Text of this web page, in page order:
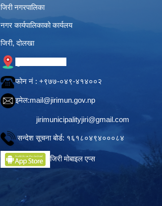
जिरी नगरपालिका
नगर कार्यपालिकाको कार्यलय
जिरी, दोलखा
फोन नं‍ : +९७७-०४९-४१४००२
इमेल:mail@jirimun.gov.np
jirimunicipalityjiri@gmail.com
सन्देश सूचना बोर्ड: १६१८०४९४०००८४
जिरी मोबाइल एप्स